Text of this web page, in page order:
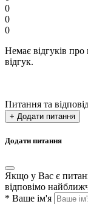
0
0
0
Немає відгуків
відгук.
Питання та
+ Додати питання
Додати питання
Якщо у Вас є
відповімо
* Ваше ім'я